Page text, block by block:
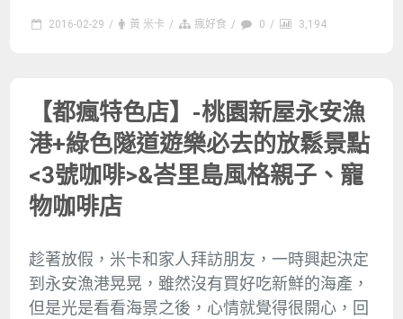
2016-02-29 / 黃 米卡 / 瘋好食 / 0 / 3,194
【都瘋特色店】-桃園新屋永安漁
港+綠色隧道遊樂必去的放鬆景點
<3號咖啡>&峇里島風格親子、寵
物咖啡店
趁著放假，米卡和家人拜訪朋友，一時興起決定
到永安漁港晃晃，雖然沒有買好吃新鮮的海產，
但是光是看看海景之後，心情就覺得很開心，回